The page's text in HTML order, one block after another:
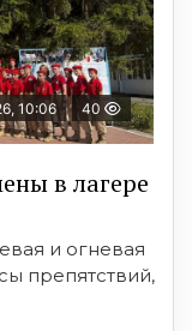
10:06 40
в лагере
и огневая
препятствий,